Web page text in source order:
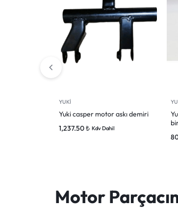
YUKİ
Yuki casper motor askı demiri
1,237.50₺ Kdv Dahil
Motor